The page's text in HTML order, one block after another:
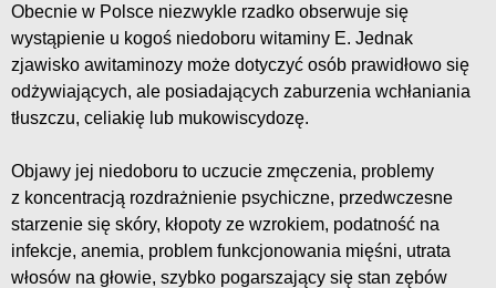
Obecnie w Polsce niezwykle rzadko obserwuje się
wystąpienie u kogoś niedoboru witaminy E. Jednak
zjawisko awitaminozy może dotyczyć osób prawidłowo się
odżywiających, ale posiadających zaburzenia wchłaniania
tłuszczu, celiakię lub mukowiscydozę.
Objawy jej niedoboru to uczucie zmęczenia, problemy
z koncentracją rozdrażnienie psychiczne, przedwczesne
starzenie się skóry, kłopoty ze wzrokiem, podatność na
infekcje, anemia, problem funkcjonowania mięśni, utrata
włosów na głowie, szybko pogarszający się stan zębów